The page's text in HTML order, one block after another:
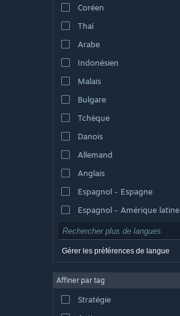
Coréen
Thaï
Arabe
Indonésien
Malais
Bulgare
Tchèque
Danois
Allemand
Anglais
Espagnol - Espagne
Espagnol - Amérique latine
Gérer les préférences de langue
Affiner par tag
Stratégie